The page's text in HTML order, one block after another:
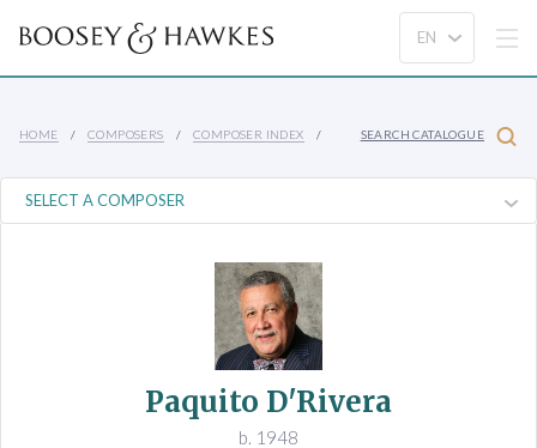
HOME COMPOSERS COMPOSER INDEX SEARCH CATALOGUE
Paquito D'Rivera
b. 1948